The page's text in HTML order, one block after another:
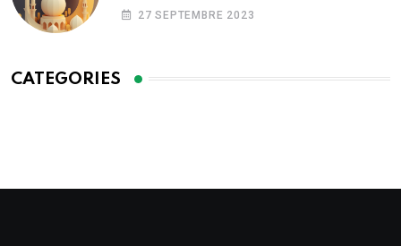
27 SEPTEMBRE 2023
CATEGORIES